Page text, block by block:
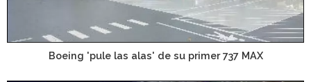
Boeing 'pule las alas' de su primer 737 MAX